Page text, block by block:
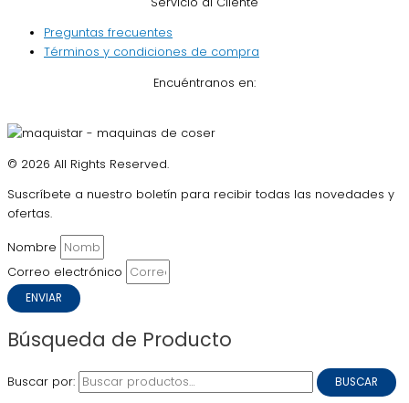
Preguntas frecuentes
Términos y condiciones de compra
Encuéntranos en:
© 2026 All Rights Reserved.
Suscríbete a nuestro boletín para recibir todas las novedades y
ofertas.
Nombre
Correo electrónico
ENVIAR
Búsqueda de Producto
Buscar por: BUSCAR